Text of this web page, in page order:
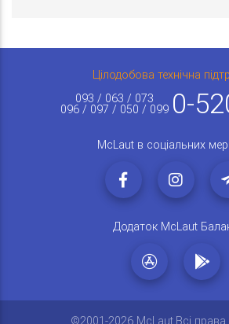
Цілодобова технічна
093 / 063 / 073
096 / 097 / 050 / 099 0-
McLaut в соціальних
Додаток McLaut
©2001-2026 McLaut.Всі